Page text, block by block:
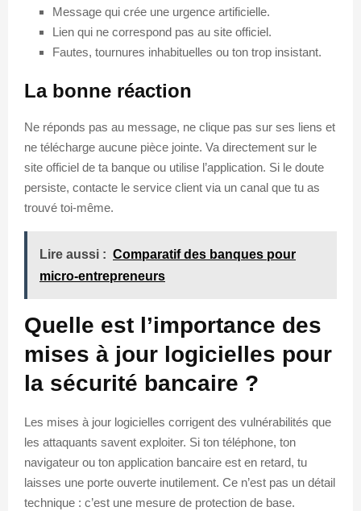
Message qui crée une urgence artificielle.
Lien qui ne correspond pas au site officiel.
Fautes, tournures inhabituelles ou ton trop insistant.
La bonne réaction
Ne réponds pas au message, ne clique pas sur ses liens et
ne télécharge aucune pièce jointe. Va directement sur le
site officiel de ta banque ou utilise l’application. Si le doute
persiste, contacte le service client via un canal que tu as
trouvé toi-même.
Lire aussi : Comparatif des banques pour
micro-entrepreneurs
Quelle est l’importance des
mises à jour logicielles pour
la sécurité bancaire ?
Les mises à jour logicielles corrigent des vulnérabilités que
les attaquants savent exploiter. Si ton téléphone, ton
navigateur ou ton application bancaire est en retard, tu
laisses une porte ouverte inutilement. Ce n’est pas un détail
technique : c’est une mesure de protection de base.